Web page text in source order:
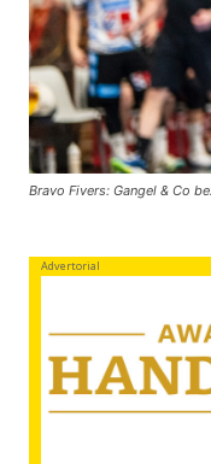
Bravo Fivers: Gangel & Co
Advertorial